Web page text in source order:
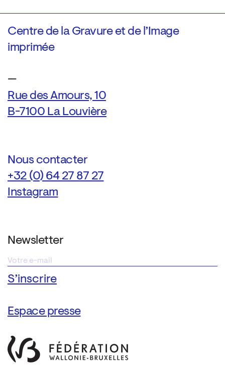
Centre de la Gravure et de l’Image
imprimée
—
Rue des Amours, 10
B-7100 La Louvière
Nous contacter
+32 (0) 64 27 87 27
Instagram
Newsletter
Espace presse